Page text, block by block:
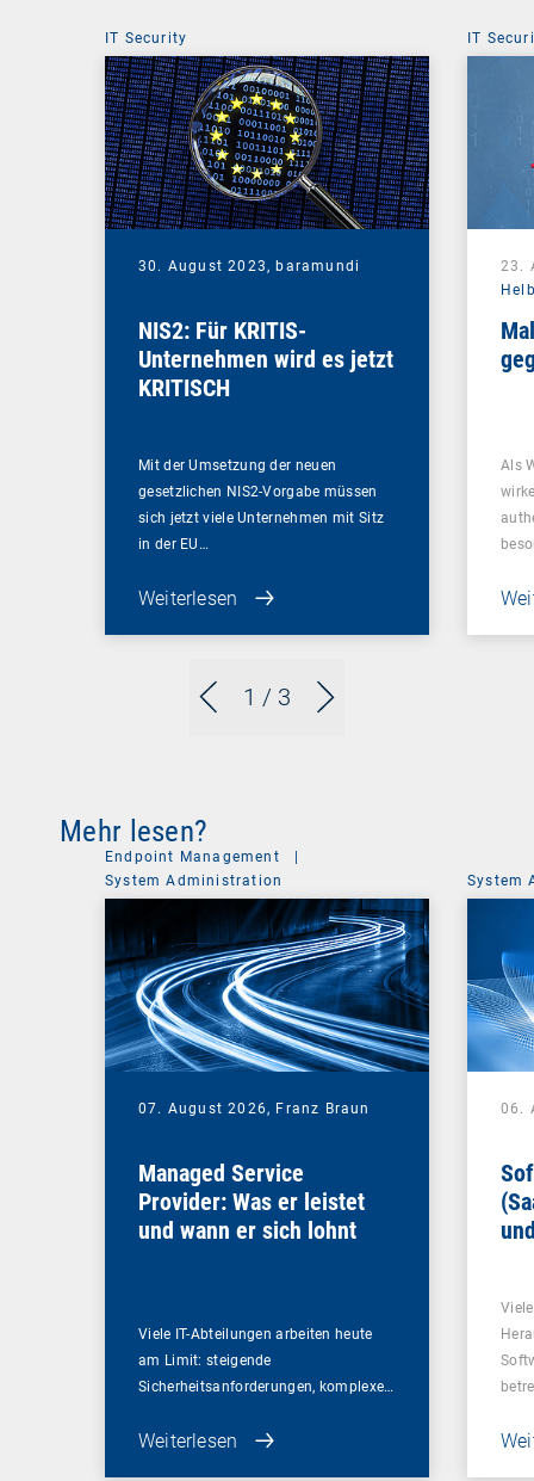
1 / 3
IT Security
30. August 2023, baramundi
NIS2: Für KRITIS-
Unternehmen wird es jetzt
KRITISCH
Mit der Umsetzung der neuen
gesetzlichen NIS2-Vorgabe müssen
sich jetzt viele Unternehmen mit Sitz
in der EU…
Weiterlesen
IT
23.
Als
Mehr lesen?
Endpoint Management
System Administration
07. August 2026, Franz Braun
Managed Service
Provider: Was er leistet
und wann er sich lohnt
Viele IT-Abteilungen arbeiten heute
am Limit: steigende
Sicherheitsanforderungen, komplexe…
Weiterlesen
System
06.